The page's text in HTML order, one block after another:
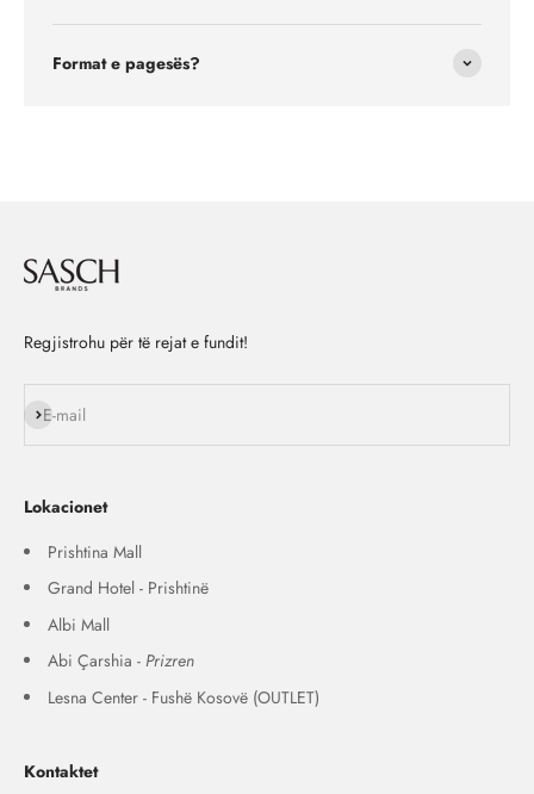
Format e pagesës?
Regjistrohu për të rejat e fundit!
E-mail
Na ndiq
Lokacionet
Prishtina Mall
Grand Hotel - Prishtinë
Albi Mall
Abi Çarshia - Prizren
Lesna Center - Fushë Kosovë (OUTLET)
Kontaktet